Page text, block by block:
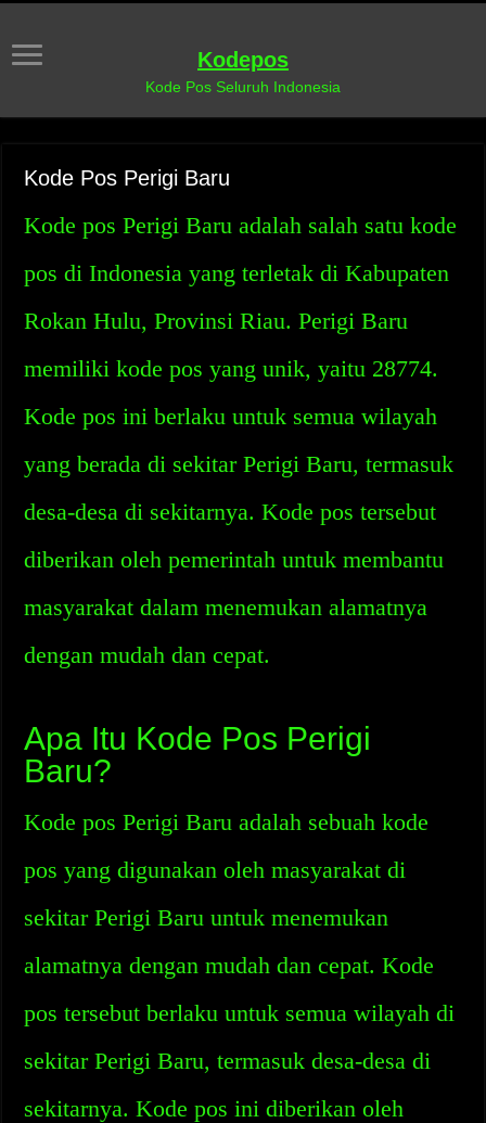
Kodepos
Kode Pos Seluruh Indonesia
Kode Pos Perigi Baru
Kode pos Perigi Baru adalah salah satu kode
pos di Indonesia yang terletak di Kabupaten
Rokan Hulu, Provinsi Riau. Perigi Baru
memiliki kode pos yang unik, yaitu 28774.
Kode pos ini berlaku untuk semua wilayah
yang berada di sekitar Perigi Baru, termasuk
desa-desa di sekitarnya. Kode pos tersebut
diberikan oleh pemerintah untuk membantu
masyarakat dalam menemukan alamatnya
dengan mudah dan cepat.
Apa Itu Kode Pos Perigi
Baru?
Kode pos Perigi Baru adalah sebuah kode
pos yang digunakan oleh masyarakat di
sekitar Perigi Baru untuk menemukan
alamatnya dengan mudah dan cepat. Kode
pos tersebut berlaku untuk semua wilayah di
sekitar Perigi Baru, termasuk desa-desa di
sekitarnya. Kode pos ini diberikan oleh